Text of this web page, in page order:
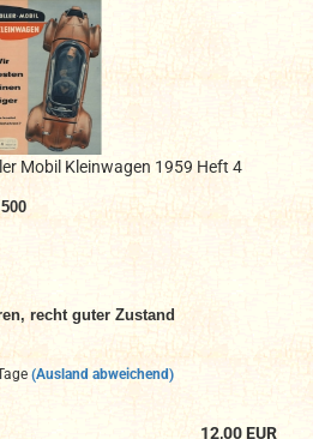
Mobil Kleinwagen 1959 Heft 4
recht guter Zustand
(Ausland abweichend)
12,00 EUR